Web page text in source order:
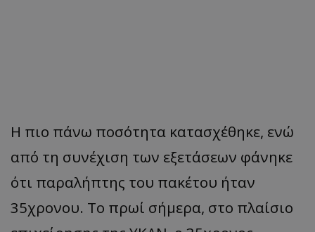
Η πιο πάνω ποσότητα κατασχέθηκε, ενώ
από τη συνέχιση των εξετάσεων φάνηκε
ότι παραλήπτης του πακέτου ήταν
35χρονου. Το πρωί σήμερα, στο πλαίσιο